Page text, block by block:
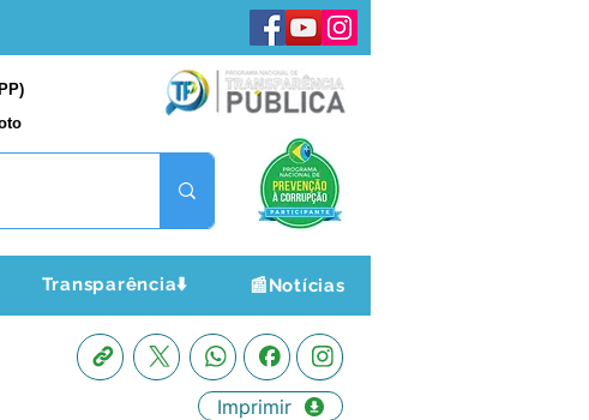
Transparência⬇️ 📰Notícias
Imprimir